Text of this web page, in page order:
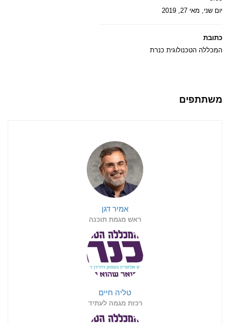
יום שני, מאי 27, 2019
כתובת
המכללה הטכנולוגית כנרת
משתתפים
אמיר דגן
ראש מגמת תוכנה
טליה חיים
רכזת מגמה לעתיד